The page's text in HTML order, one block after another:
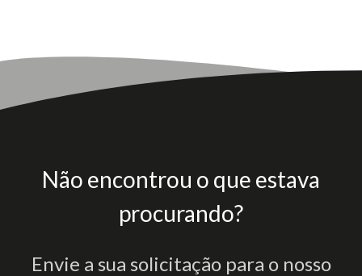
Não encontrou o que estava
procurando?
Envie a sua solicitação para o nosso